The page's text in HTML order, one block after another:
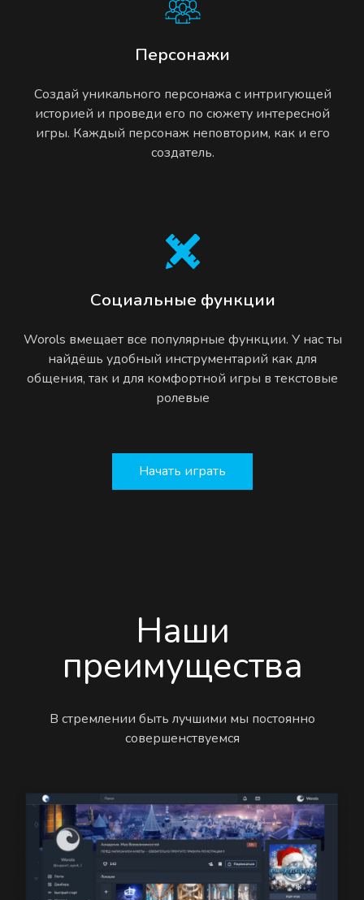
Персонажи
Создай уникального персонажа с интригующей
историей и проведи его по сюжету интересной
игры. Каждый персонаж неповторим, как и его
создатель.
Социальные функции
Worols вмещает все популярные функции. У нас ты
найдёшь удобный инструментарий как для
общения, так и для комфортной игры в текстовые
ролевые
Начать играть
Наши
преимущества
В стремлении быть лучшими мы постоянно
совершенствуемся